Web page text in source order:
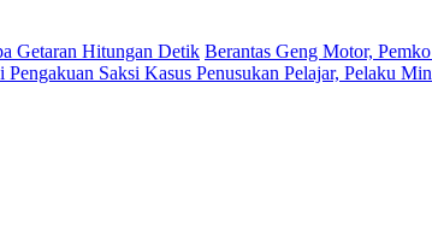
Getaran Hitungan Detik Berantas Geng Motor,
Pengakuan Saksi Kasus Penusukan Pelajar, Pelaku